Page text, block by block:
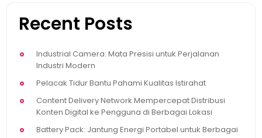
Recent Posts
Industrial Camera: Mata Presisi untuk Perjalanan
Industri Modern
Pelacak Tidur Bantu Pahami Kualitas Istirahat
Content Delivery Network Mempercepat Distribusi
Konten Digital ke Pengguna di Berbagai Lokasi
Battery Pack: Jantung Energi Portabel untuk Berbagai